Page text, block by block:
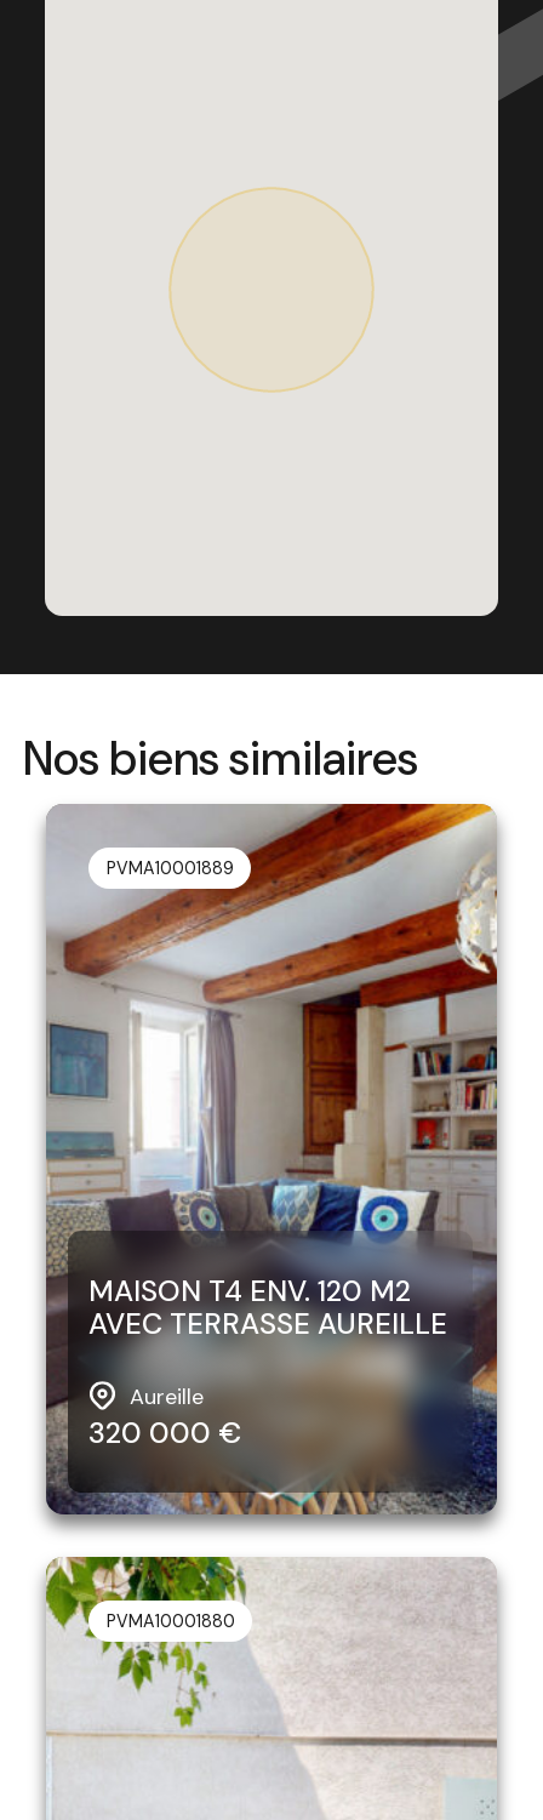
Nos biens similaires
PVMA10001889
MAISON T4 ENV. 120 M2
AVEC TERRASSE AUREILLE
Aureille
320 000 €
PVMA10001880